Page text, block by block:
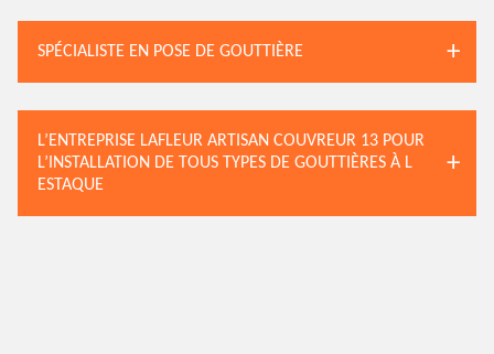
SPÉCIALISTE EN POSE DE GOUTTIÈRE
L’ENTREPRISE LAFLEUR ARTISAN COUVREUR 13 POUR
L’INSTALLATION DE TOUS TYPES DE GOUTTIÈRES À L
ESTAQUE